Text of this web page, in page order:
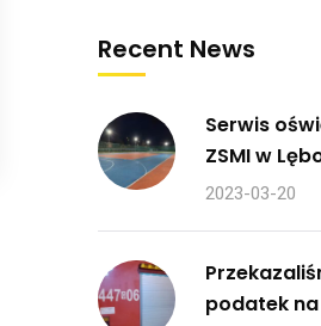
Recent News
Serwis
ZSMI w
2023-03-20
podatek na